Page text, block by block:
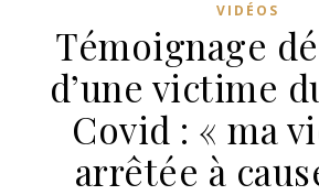
VIDÉOS
Témoignage
d’une victime
Covid : « ma
arrêtée à